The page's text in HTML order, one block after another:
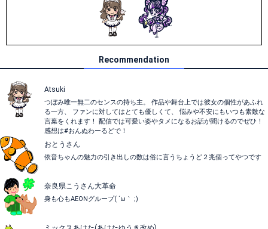
Recommendation
Atsuki
つぼみ唯一無二のセンスの持ち主。 作品や舞台上では彼女の個性があふれ
る一方、 ファンに対してはとても優しくて、 悩みや不安にもいつも素敵な
言葉をくれます！ 配信では可愛い姿やタメになるお話が聞けるのでぜひ！
感想は#おんぬわーるどで！
おとうさん
依音ちゃんの魅力の引き出しの数は俗に言うちょうど２兆個ってやつです
奈良県こうさん大革命
身も心もAEONグループ( ´ω｀ ;)